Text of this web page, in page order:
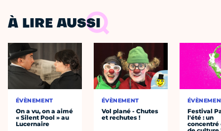
À LIRE AUSSI
ÉVÈNEMENT
On a vu, on a aimé
« Silent Pool » au
Lucernaire
ÉVÈNEMENT
Vol plané - Chutes
et rechutes !
Festival
l'été : un
concentré